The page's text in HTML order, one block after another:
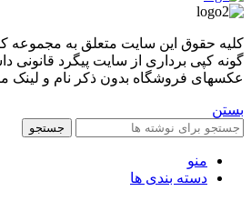
کليه حقوق اين سايت متعلق به مجموعه
گونه کپی برداری از سایت پیگرد قانونی
عکسهای فروشگاه بدون ذکر نام و لینک
بستن
جستجو
منو
دسته بندی ها